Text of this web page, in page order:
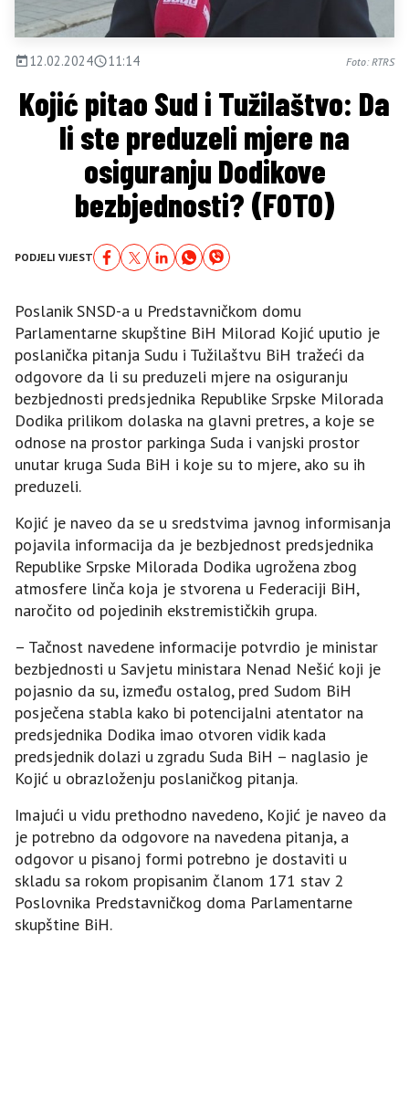
12.02.2024 11:14 Foto: RTRS
Kojić pitao Sud i Tužilaštvo: Da
li ste preduzeli mjere na
osiguranju Dodikove
bezbjednosti? (FOTO)
PODJELI VIJEST
Poslanik SNSD-a u Predstavničkom domu
Parlamentarne skupštine BiH Milorad Kojić uputio je
poslanička pitanja Sudu i Tužilaštvu BiH tražeći da
odgovore da li su preduzeli mjere na osiguranju
bezbjednosti predsjednika Republike Srpske Milorada
Dodika prilikom dolaska na glavni pretres, a koje se
odnose na prostor parkinga Suda i vanjski prostor
unutar kruga Suda BiH i koje su to mjere, ako su ih
preduzeli.
Kojić je naveo da se u sredstvima javnog informisanja
pojavila informacija da je bezbjednost predsjednika
Republike Srpske Milorada Dodika ugrožena zbog
atmosfere linča koja je stvorena u Federaciji BiH,
naročito od pojedinih ekstremističkih grupa.
– Tačnost navedene informacije potvrdio je ministar
bezbjednosti u Savjetu ministara Nenad Nešić koji je
pojasnio da su, između ostalog, pred Sudom BiH
posječena stabla kako bi potencijalni atentator na
predsjednika Dodika imao otvoren vidik kada
predsjednik dolazi u zgradu Suda BiH – naglasio je
Kojić u obrazloženju poslaničkog pitanja.
Imajući u vidu prethodno navedeno, Kojić je naveo da
je potrebno da odgovore na navedena pitanja, a
odgovor u pisanoj formi potrebno je dostaviti u
skladu sa rokom propisanim članom 171 stav 2
Poslovnika Predstavničkog doma Parlamentarne
skupštine BiH.